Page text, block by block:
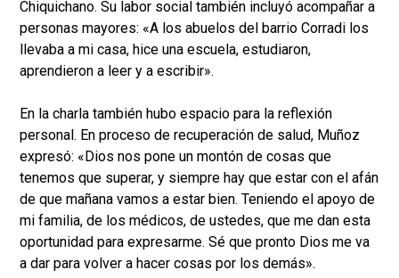
Chiquichano. Su labor social también incluyó acompañar a
personas mayores: «A los abuelos del barrio Corradi los
llevaba a mi casa, hice una escuela, estudiaron,
aprendieron a leer y a escribir».
En la charla también hubo espacio para la reflexión
personal. En proceso de recuperación de salud, Muñoz
expresó: «Dios nos pone un montón de cosas que
tenemos que superar, y siempre hay que estar con el afán
de que mañana vamos a estar bien. Teniendo el apoyo de
mi familia, de los médicos, de ustedes, que me dan esta
oportunidad para expresarme. Sé que pronto Dios me va
a dar para volver a hacer cosas por los demás».